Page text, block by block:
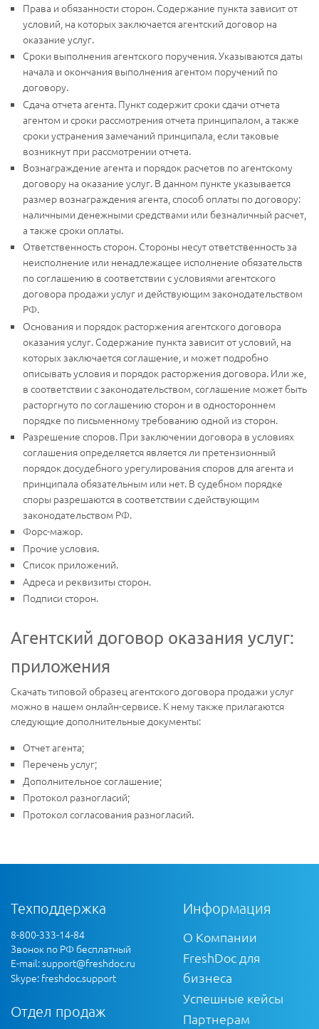
Права и обязанности сторон. Содержание пункта зависит от
условий, на которых заключается агентский договор на
оказание услуг.
Сроки выполнения агентского поручения. Указываются даты
начала и окончания выполнения агентом поручений по
договору.
Сдача отчета агента. Пункт содержит сроки сдачи отчета
агентом и сроки рассмотрения отчета принципалом, а также
сроки устранения замечаний принципала, если таковые
возникнут при рассмотрении отчета.
Вознаграждение агента и порядок расчетов по агентскому
договору на оказание услуг. В данном пункте указывается
размер вознаграждения агента, способ оплаты по договору:
наличными денежными средствами или безналичный расчет,
а также сроки оплаты.
Ответственность сторон. Стороны несут ответственность за
неисполнение или ненадлежащее исполнение обязательств
по соглашению в соответствии с условиями агентского
договора продажи услуг и действующим законодательством
РФ.
Основания и порядок расторжения агентского договора
оказания услуг. Содержание пункта зависит от условий, на
которых заключается соглашение, и может подробно
описывать условия и порядок расторжения договора. Или же,
в соответствии с законодательством, соглашение может быть
расторгнуто по соглашению сторон и в одностороннем
порядке по письменному требованию одной из сторон.
Разрешение споров. При заключении договора в условиях
соглашения определяется является ли претензионный
порядок досудебного урегулирования споров для агента и
принципала обязательным или нет. В судебном порядке
споры разрешаются в соответствии с действующим
законодательством РФ.
Форс-мажор.
Прочие условия.
Список приложений.
Адреса и реквизиты сторон.
Подписи сторон.
Агентский договор оказания услуг:
приложения
Скачать типовой образец агентского договора продажи услуг
можно в нашем онлайн-сервисе. К нему также прилагаются
следующие дополнительные документы:
Отчет агента;
Перечень услуг;
Дополнительное соглашение;
Протокол разногласий;
Протокол согласования разногласий.
Техподдержка
8-800-333-14-84
Звонок по РФ бесплатный
E-mail:support@freshdoc.ru
Skype: freshdoc.support
Отдел продаж
Информация
О Компании
FreshDoc для
бизнеса
Успешные кейсы
Партнерам